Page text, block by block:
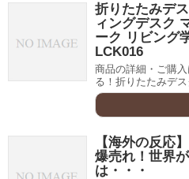
折りたたみデ
ィングデスク
ーク リビング
LCK016
商品の詳細・ご購
る！折りたたみデ
【海外の反応
爆売れ！世界
は・・・